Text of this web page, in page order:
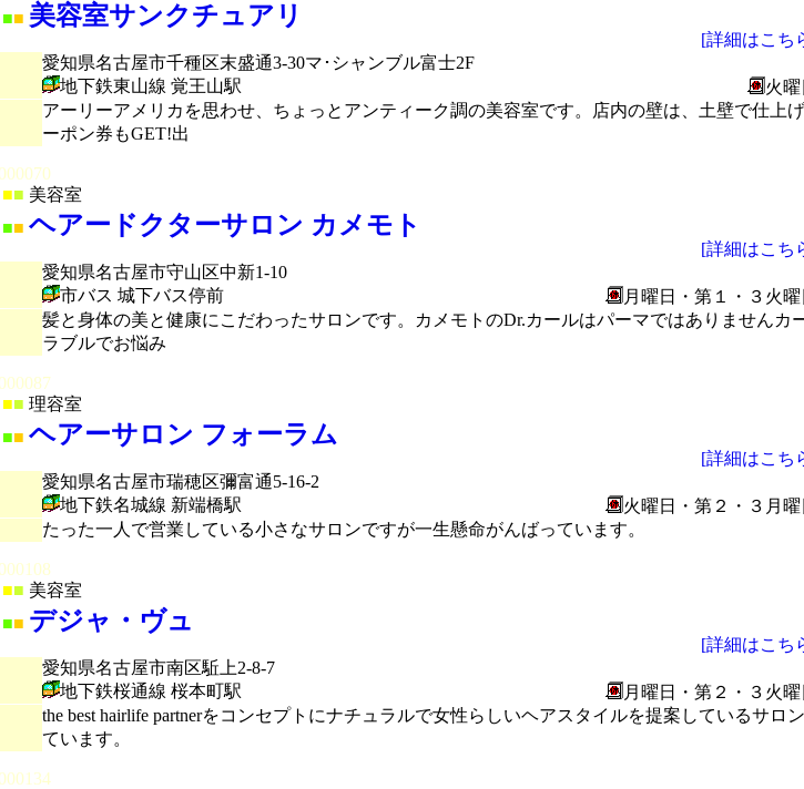
■■ 美容室サンクチュアリ
[詳細はこち
愛知県名古屋市千種区末盛通3-30マ･シャンブル富士2F
地下鉄東山線 覚王山駅
火曜
アーリーアメリカを思わせ、ちょっとアンティーク調の美容室です。店内の壁は、土壁で仕上
ーポン券もGET!出
■ 美容室
■■ ヘアードクターサロン カメモト
[詳細はこち
愛知県名古屋市守山区中新1-10
市バス 城下バス停前
月曜日・第１・３火曜
髪と身体の美と健康にこだわったサロンです。カメモトのDr.カールはパーマではありません
ラブルでお悩み
■ 理容室
■■ ヘアーサロン フォーラム
[詳細はこち
愛知県名古屋市瑞穂区彌富通5-16-2
地下鉄名城線 新端橋駅
火曜日・第２・３月曜
たった一人で営業している小さなサロンですが一生懸命がんばっています。
■ 美容室
■■ デジャ・ヴュ
[詳細はこち
愛知県名古屋市南区駈上2-8-7
地下鉄桜通線 桜本町駅
月曜日・第２・３火曜
the best hairlife partnerをコンセプトにナチュラルで女性らしいヘアスタイルを提案しているサ
ています。